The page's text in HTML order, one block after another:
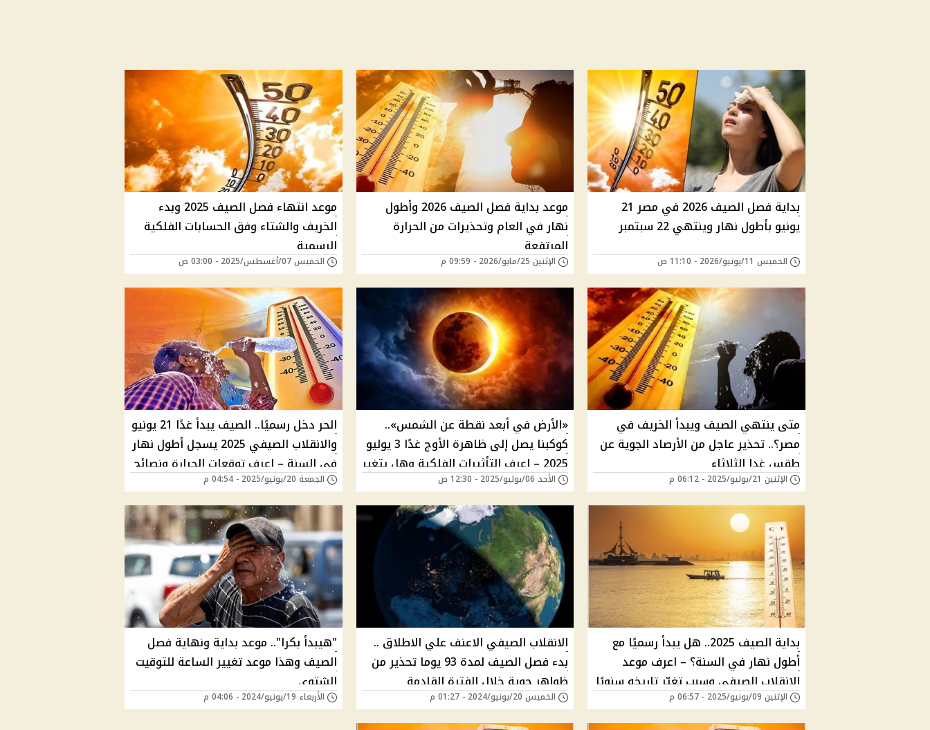
بداية فصل الصيف 2026 في مصر 21
يونيو بأطول نهار وينتهي 22 سبتمبر
الخميس 11/يونيو/2026 - 11:10 ص
موعد بداية فصل الصيف 2026 وأطول
نهار في العام وتحذيرات من الحرارة
المرتفعة
الإثنين 25/مايو/2026 - 09:59 م
موعد انتهاء فصل الصيف 2025 وبدء
الخريف والشتاء وفق الحسابات الفلكية
الرسمية
الخميس 07/أغسطس/2025 - 03:00 ص
متى ينتهي الصيف ويبدأ الخريف في
مصر؟.. تحذير عاجل من الأرصاد الجوية عن
طقس غدا الثلاثاء
الإثنين 21/يوليو/2025 - 06:12 م
«الأرض في أبعد نقطة عن الشمس»..
كوكبنا يصل إلى ظاهرة الأوج غدًا 3 يوليو
2025 – اعرف التأثيرات الفلكية وهل يتغير
طول الفصول؟
الأحد 06/يوليو/2025 - 12:30 ص
الحر دخل رسميًا.. الصيف يبدأ غدًا 21 يونيو
والانقلاب الصيفي 2025 يسجل أطول نهار
في السنة – اعرف توقعات الحرارة ونصائح
الأرصاد
الجمعة 20/يونيو/2025 - 04:54 م
بداية الصيف 2025.. هل يبدأ رسميًا مع
أطول نهار في السنة؟ – اعرف موعد
الانقلاب الصيفي وسبب تغيّر تاريخه سنويًا
الإثنين 09/يونيو/2025 - 06:57 م
الانقلاب الصيفي الاعنف علي الاطلاق ..
بدء فصل الصيف لمدة 93 يوما تحذير من
ظواهر جوية خلال الفترة القادمة
الخميس 20/يونيو/2024 - 01:27 م
"هيبدأ بكرا".. موعد بداية ونهاية فصل
الصيف وهذا موعد تغيير الساعة للتوقيت
الشتوي
الأربعاء 19/يونيو/2024 - 04:06 م